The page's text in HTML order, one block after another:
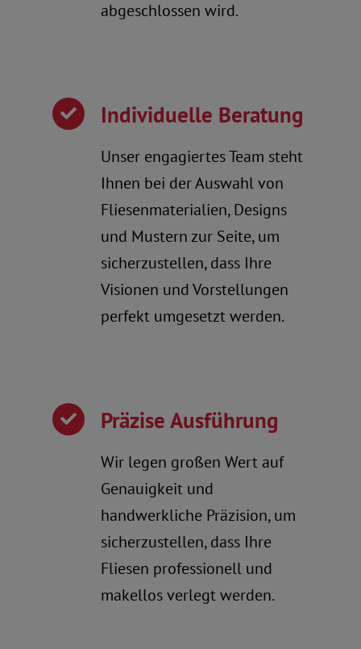
abgeschlossen wird.
Individuelle Beratung
Unser engagiertes Team steht
Ihnen bei der Auswahl von
Fliesenmaterialien, Designs
und Mustern zur Seite, um
sicherzustellen, dass Ihre
Visionen und Vorstellungen
perfekt umgesetzt werden.
Präzise Ausführung
Wir legen großen Wert auf
Genauigkeit und
handwerkliche Präzision, um
sicherzustellen, dass Ihre
Fliesen professionell und
makellos verlegt werden.